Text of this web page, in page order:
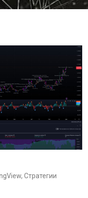
, Стратегии